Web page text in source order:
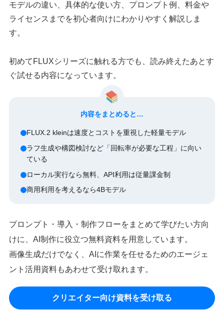
モデルの違い、具体的な使い方、プロンプト例、料金や
ライセンスまでを初心者向けにわかりやすく解説しま
す。
初めてFLUXシリーズに触れる方でも、読み終えたあとす
ぐ試せる内容になっています。
内容をまとめると…
FLUX.2 kleinは速度とコストを重視した軽量モデル
ラフ生成や構図検討など「回転率が必要な工程」に向い
ている
ローカル実行なら無料、API利用は従量課金制
商用利用を考えるなら4Bモデル
プロンプト・導入・制作フローをまとめて学びたい方向
けに、AI制作に役立つ無料資料を用意しています。
画像生成だけでなく、AIに作業を任せるためのエージェ
ント活用資料もあわせて受け取れます。
クリエイター向け資料を受け取る